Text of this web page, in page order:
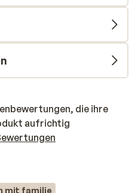
die ihre
aufrichtig
mit familie